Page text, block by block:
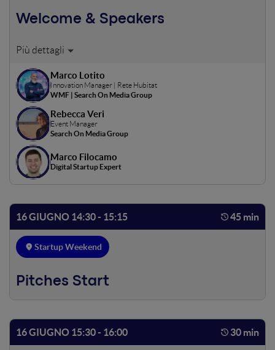
Welcome & Speakers
Review agenda for the weekend and introduce speakers,
Marco Lotito
Innovation Manager | Rete Hubitat
WMF | Search On Media Group
Rebecca Veri
Event Manager
Search On Media Group
Marco Filocamo
Digital Startup Expert
16 GIUGNO 14:30 - 15:15 45 min
Startup Weekend
Pitches Start
16 GIUGNO 15:30 - 16:00 30 min